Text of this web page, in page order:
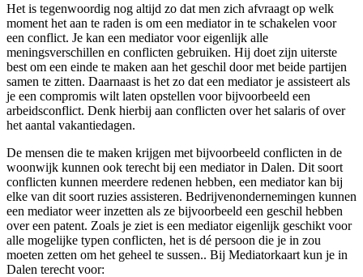
Het is tegenwoordig nog altijd zo dat men zich afvraagt op welk
moment het aan te raden is om een mediator in te schakelen voor
een conflict. Je kan een mediator voor eigenlijk alle
meningsverschillen en conflicten gebruiken. Hij doet zijn uiterste
best om een einde te maken aan het geschil door met beide partijen
samen te zitten. Daarnaast is het zo dat een mediator je assisteert als
je een compromis wilt laten opstellen voor bijvoorbeeld een
arbeidsconflict. Denk hierbij aan conflicten over het salaris of over
het aantal vakantiedagen.
De mensen die te maken krijgen met bijvoorbeeld conflicten in de
woonwijk kunnen ook terecht bij een mediator in Dalen. Dit soort
conflicten kunnen meerdere redenen hebben, een mediator kan bij
elke van dit soort ruzies assisteren. Bedrijvenondernemingen kunnen
een mediator weer inzetten als ze bijvoorbeeld een geschil hebben
over een patent. Zoals je ziet is een mediator eigenlijk geschikt voor
alle mogelijke typen conflicten, het is dé persoon die je in zou
moeten zetten om het geheel te sussen.. Bij Mediatorkaart kun je in
Dalen terecht voor: